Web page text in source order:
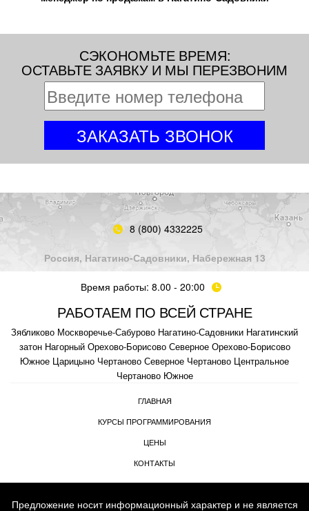
СЭКОНОМЬТЕ ВРЕМЯ:
ОСТАВЬТЕ ЗАЯВКУ И МЫ ПЕРЕЗВОНИМ
8 (800) 4332225
Россия, Нагатино-Садовники, Набережная 13
Время работы: 8.00 - 20:00
РАБОТАЕМ ПО ВСЕЙ СТРАНЕ
Зябликово Москворечье-Сабурово Нагатино-Садовники Нагатинский
затон Нагорный Орехово-Борисово Северное Орехово-Борисово
Южное Царицыно Чертаново Северное Чертаново Центральное
Чертаново Южное
ГЛАВНАЯ
КУРСЫ ПРОГРАММИРОВАНИЯ
ЦЕНЫ
КОНТАКТЫ
Предложение носит информационный характер и не является